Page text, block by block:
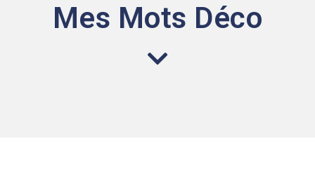
Mes Mots Déco